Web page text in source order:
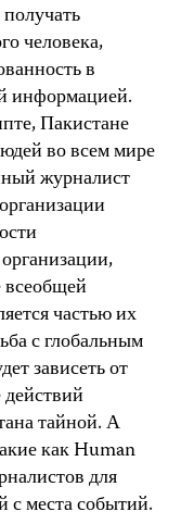
человека,
в
информацией.
Пакистане
во всем мире
журналист
всеобщей
частью их
с глобальным
зависеть от
тайной. А
как Human
для
с места событий.